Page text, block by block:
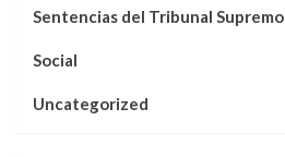
Sentencias del Tribunal Supremo
Social
Uncategorized